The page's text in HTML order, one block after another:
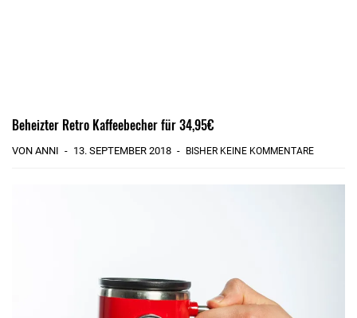
Beheizter Retro Kaffeebecher für 34,95€
VON ANNI 13. SEPTEMBER 2018 BISHER KEINE KOMMENTARE